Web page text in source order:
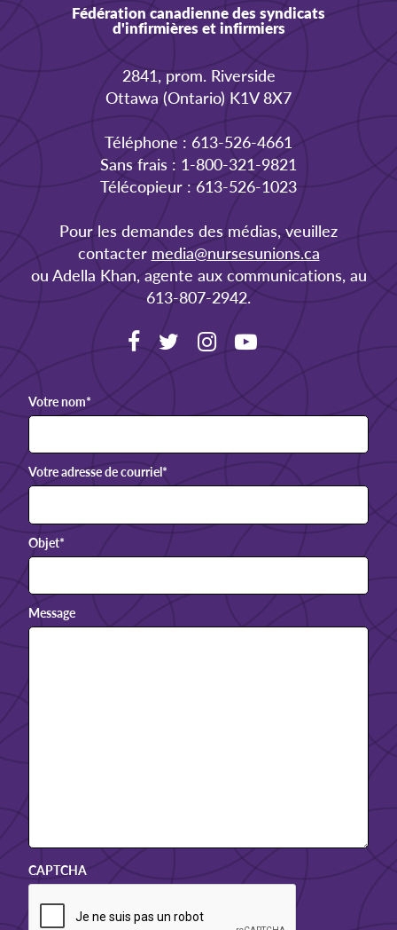
Fédération canadienne des syndicats
d'infirmières et infirmiers
2841, prom. Riverside
Ottawa (Ontario) K1V 8X7
Téléphone : 613-526-4661
Sans frais : 1-800-321-9821
Télécopieur : 613-526-1023
Pour les demandes des médias, veuillez
contacter media@nursesunions.ca
ou Adella Khan, agente aux communications, au
613-807-2942.
Votre nom*
Votre adresse de courriel*
Objet*
Message
CAPTCHA